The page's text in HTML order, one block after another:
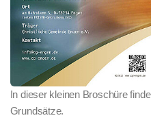
In dieser kleinen Broschüre
Grundsätze.